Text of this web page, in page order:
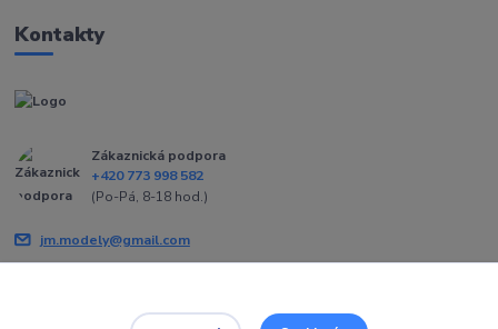
Kontakty
Zákaznická podpora
+420 773 998 582
(Po-Pá, 8-18 hod.)
jm.modely@gmail.com